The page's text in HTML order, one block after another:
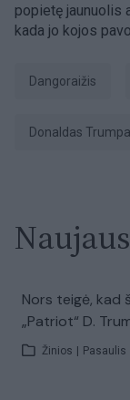
popietę jaunuolis
kada jo kojos
dangoraižis
Donaldas
Nors teigė, kad
„Patriot“ D.
Žinios Pasaulis